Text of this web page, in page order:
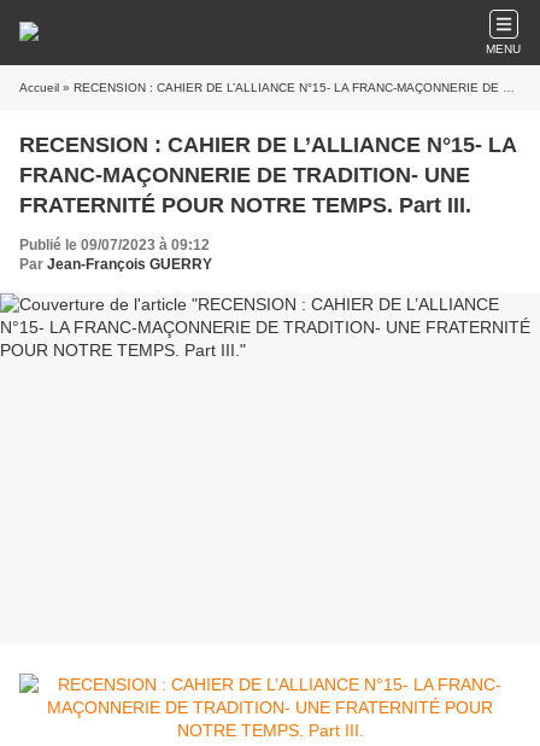
MENU
Accueil » RECENSION : CAHIER DE L’ALLIANCE N°15- LA FRANC-MAÇONNERIE DE TRADITION- UNE FRATERNITÉ POUR NOTRE TEMPS. Part III.
RECENSION : CAHIER DE L’ALLIANCE N°15- LA
FRANC-MAÇONNERIE DE TRADITION- UNE
FRATERNITÉ POUR NOTRE TEMPS. Part III.
Publié le 09/07/2023 à 09:12
Par Jean-François GUERRY